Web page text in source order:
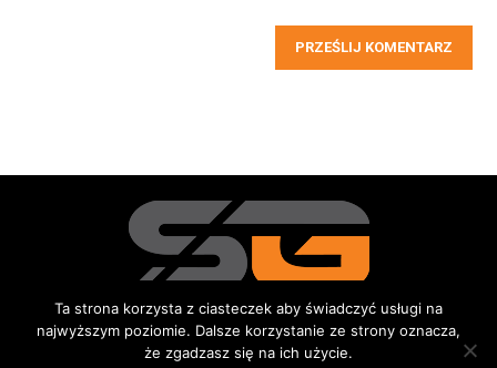
PRZEŚLIJ KOMENTARZ
Redakcja Kontakt Reklama Do pobrania
Ta strona korzysta z ciasteczek aby świadczyć usługi na
najwyższym poziomie. Dalsze korzystanie ze strony oznacza,
że zgadzasz się na ich użycie.